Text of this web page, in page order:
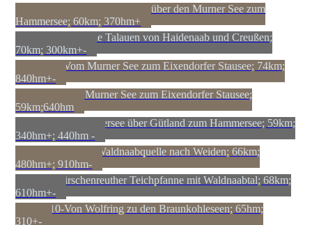
Tour4-Vom Steinberger See über den Murner See zum
Hammersee; 60km; 370hm+
Tour 5-Durch die Talauen von Haidenaab und Creußen;
70km; 300km+-
Tour 6a-Vom Murner See zum Eixendorfer Stausee; 74km;
840hm+-
Tour 6b-Von Murner See zum Eixendorfer Stausee;
59km;640hm
Tour 7- Vom Silbersee über Gütland zum Hammersee; 59km;
340hm+; 440hm -
Tour 8-Von der Waldnaabquelle nach Weiden; 66km;
480hm+; 910hm-
Tour 9-Tirschenreuther Teichpfanne mit Waldnaabtal; 68km;
610hm+-
Tour 10-Von Wolfring zu den Braunkohleseen; 65hm;
310+-